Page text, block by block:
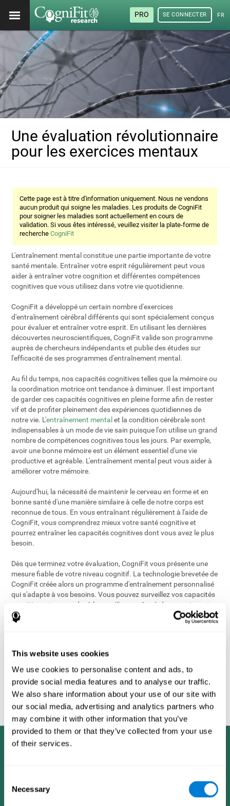
This website uses cookies
We use cookies to personalise content and ads, to
provide social media features and to analyse our traffic.
We also share information about your use of our site with
our social media, advertising and analytics partners who
may combine it with other information that you’ve
provided to them or that they’ve collected from your use
of their services.
Selection
Necessary
PRO SE CONNECTER
Une évaluation révolutionnaire
pour les exercices mentaux
Cette page est à titre d'information uniquement. Nous ne vendons
aucun produit qui soigne les maladies. Les produits de CogniFit
pour soigner les maladies sont actuellement en cours de
validation. Si vous êtes intéressé, veuillez visiter la plate-forme de
rechercheCogniFit
L'entraînement mental constitue une partie importante de votre
santé mentale. Entraîner votre esprit régulièrement peut vous
aider à entraîner votre cognition et différentes compétences
cognitives que vous utilisez dans votre vie quotidienne.
CogniFit a développé un certain nombre d'exercices
d'entraînement cérébral différents qui sont spécialement conçus
pour évaluer et entraîner votre esprit. En utilisant les dernières
découvertes neuroscientifiques, CogniFit valide son programme
auprès de chercheurs indépendants et publie des études sur
l'efficacité de ses programmes d'entraînement mental.
Au fil du temps, nos capacités cognitives telles que la mémoire ou
la coordination motrice ont tendance à diminuer. Il est important
de garder ces capacités cognitives en pleine forme afin de rester
vif et de profiter pleinement des expériences quotidiennes de
notre vie. L'entraînement mental et la condition cérébrale sont
indispensables à un mode de vie sain puisque l'on utilise un grand
nombre de compétences cognitives tous les jours. Par exemple,
avoir une bonne mémoire est un élément essentiel d'une vie
productive et agréable. L'entraînement mental peut vous aider à
améliorer votre mémoire.
Aujourd'hui, la nécessité de maintenir le cerveau en forme et en
bonne santé d'une manière similaire à celle de notre corps est
reconnue de tous. En vous entraînant régulièrement à l'aide de
CogniFit, vous comprendrez mieux votre santé cognitive et
pourrez entraîner les capacités cognitives dont vous avez le plus
besoin.
Dès que terminez votre évaluation, CogniFit vous présente une
mesure fiable de votre niveau cognitif. La technologie brevetée de
CogniFit créée alors un programme d'entraînement personnalisé
qui s'adapte à vos besoins. Vous pouvez surveillez vos capacités
cognitives et apprendre à les améliorer grâce à des exercices et
entraînements mentaux faits sur mesure. Vous pouvez aussi
décider du type d'entraînement que vous souhaiteriez faire et des
Tous les exercices d'entraînement mental sont disponibles en
ligne afin que vous puissiez commencer votre entraînement
cérébral facilement et quand vous le voulez. Les exercices
cérébraux sont amusants et faciles à faire. Commencez à évaluer
et entraîner vos compétences cognitives aujourd'hui et améliorez
votresanté mentale et condition générale !